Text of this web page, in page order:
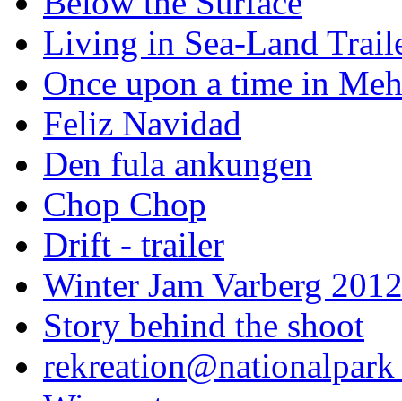
Living in Sea-Land
Once upon a time in
Feliz Navidad
Den fula ankungen
Chop Chop
Drift - trailer
Winter Jam Varberg 2012
Story behind the shoot
rekreation@nationalpark